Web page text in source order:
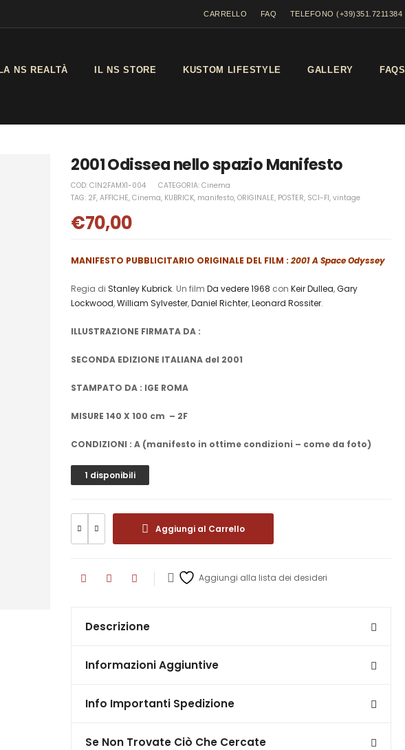
CARRELLO FAQ TELEFONO (+39)351.7211384
NS REALTÀ IL NS STORE KUSTOM LIFESTYLE GALLERY FAQS
2001 Odissea nello spazio Manifesto
COD:CIN2FAMX1-004 CATEGORIA:Cinema
TAG: 2F,AFFICHE,Cinema, KUBRICK, manifesto,ORIGINALE, POSTER, SCI-FI,vintage
€70,00
MANIFESTO PUBBLICITARIO ORIGINALE DEL FILM :2001 A Space Odyssey
Regia diStanley Kubrick. Un filmDa vedere 1968 conKeir Dullea,Gary
Lockwood,William Sylvester,Daniel Richter,Leonard Rossiter.
ILLUSTRAZIONE FIRMATA DA :
SECONDA EDIZIONE ITALIANA del 2001
STAMPATO DA : IGE ROMA
MISURE 140 X 100 cm – 2F
CONDIZIONI : A (manifesto in ottime condizioni – come da foto)
1 disponibili
Aggiungi al Carrello
Aggiungi alla lista dei desideri
Descrizione
Informazioni Aggiuntive
Info Importanti Spedizione
Se Non Trovate Ciò Che Cercate